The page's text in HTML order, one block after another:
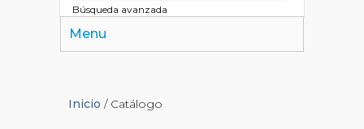
Búsqueda avanzada
Menu
Inicio / Catálogo